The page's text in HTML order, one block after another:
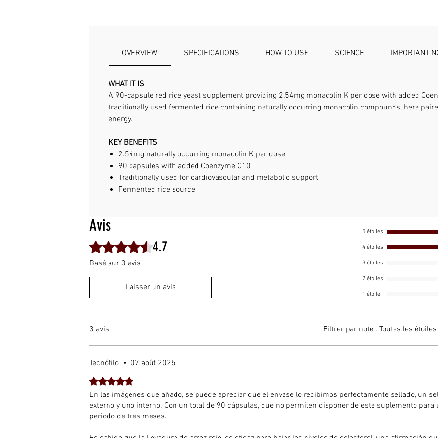
rouge
ou
C), riz
racine
rouge
mg),
OVERVIEW SPECIFICATIONS HOW TO USE SCIENCE IMPORTANT
WHAT IT IS
A 90-capsule red rice yeast supplement providing 2.54mg monacolin K per dose with added
traditionally used fermented rice containing naturally occurring monacolin compounds, here
energy.
KEY BENEFITS
2.54mg naturally occurring monacolin K per dose
90 capsules with added Coenzyme Q10
Traditionally used for cardiovascular and metabolic support
Fermented rice source
Avis
Noté 4,7 sur 5. 4.7
Basé sur 3 avis
Laisser un avis
5 étoiles
4 étoiles
3 étoiles
2 étoiles
1 étoile
3 avis Filtrer par note : Toutes les étoiles
Tecnófilo • 07 août 2025
Noté 5 sur 5.
En las imágenes que añado, se puede apreciar que el envase lo recibimos perfectamente sellado, un
externo y uno interno. Con un total de 90 cápsulas, que no permiten disponer de este suplemento para
periodo de tres meses.